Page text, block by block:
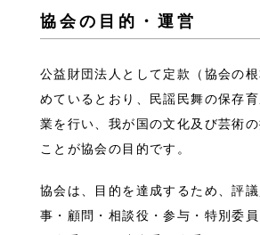
協会の目的・運営
公益財団法人として定款（協会の
めているとおり、民謡民舞の保存
業を行い、我が国の文化及び芸術
ことが協会の目的です。
協会は、目的を達成するため、評
事・顧問・相談役・参与・特別委